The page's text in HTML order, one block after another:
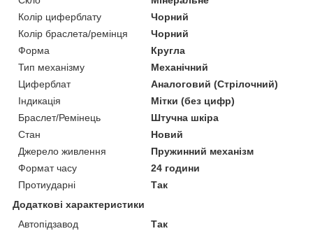
Колір циферблату
Чорний
Колір браслета/ремінця
Чорний
Форма
Кругла
Тип механізму
Механічний
Циферблат
Аналоговий (Стрілочний)
Індикація
Мітки (без цифр)
Браслет/Ремінець
Штучна шкіра
Стан
Новий
Джерело живлення
Пружинний механізм
Формат часу
24 години
Протиударні
Так
Додаткові характеристики
Автопідзавод
Так